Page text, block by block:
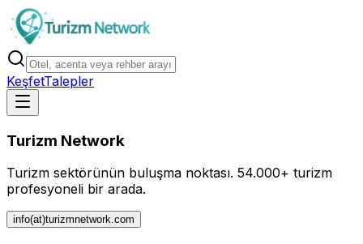
KeşfetTalepler
Turizm Network
Turizm sektörünün buluşma noktası. 54.000+ turizm
profesyoneli bir arada.
info(at)turizmnetwork.com